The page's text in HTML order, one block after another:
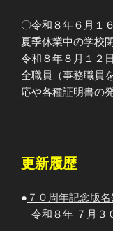
〇令和８年６月１
夏季休業中の学校
令和８年８月１２
全職員（事務職員
応や各種証明書の
更新履歴
● ７０周年記念版
令和８年 ７月